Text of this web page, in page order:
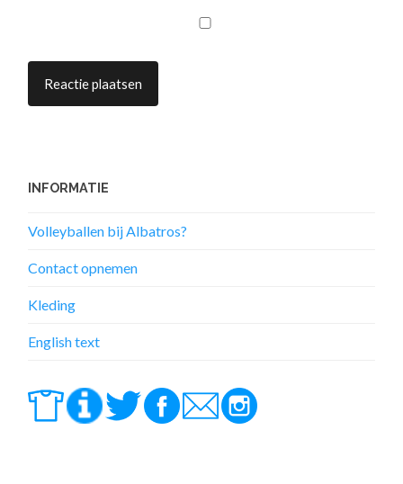
INFORMATIE
Volleyballen bij Albatros?
Contact opnemen
Kleding
English text